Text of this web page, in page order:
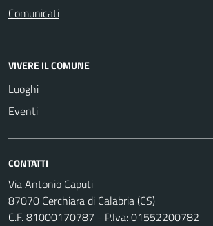
Comunicati
VIVERE IL COMUNE
Luoghi
Eventi
CONTATTI
Via Antonio Caputi
87070 Cerchiara di Calabria (CS)
C.F. 81000170787 - P.Iva: 01552200782